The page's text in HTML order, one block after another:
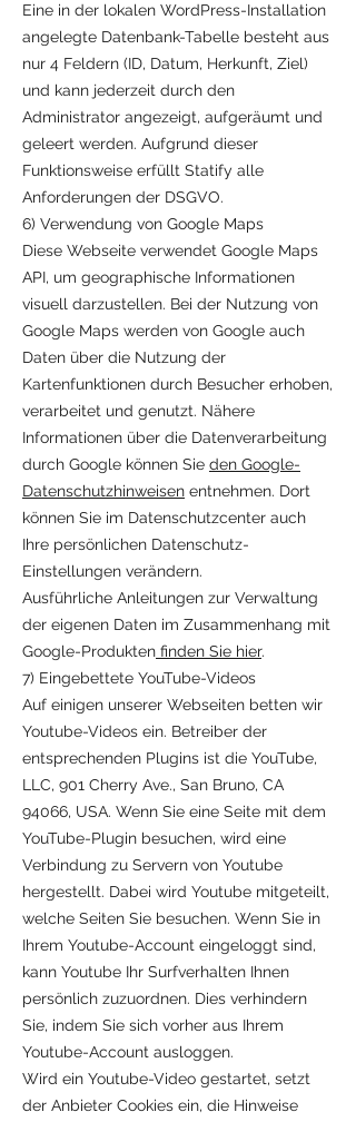
Eine in der lokalen WordPress-Installation
angelegte Datenbank-Tabelle besteht aus
nur 4 Feldern (ID, Datum, Herkunft, Ziel)
und kann jederzeit durch den
Administrator angezeigt, aufgeräumt und
geleert werden. Aufgrund dieser
Funktionsweise erfüllt Statify alle
Anforderungen der DSGVO.
6) Verwendung von Google Maps
Diese Webseite verwendet Google Maps
API, um geographische Informationen
visuell darzustellen. Bei der Nutzung von
Google Maps werden von Google auch
Daten über die Nutzung der
Kartenfunktionen durch Besucher erhoben,
verarbeitet und genutzt. Nähere
Informationen über die Datenverarbeitung
durch Google können Sie den Google-
Datenschutzhinweisen entnehmen. Dort
können Sie im Datenschutzcenter auch
Ihre persönlichen Datenschutz-
Einstellungen verändern.
Ausführliche Anleitungen zur Verwaltung
der eigenen Daten im Zusammenhang mit
Google-Produkten finden Sie hier.
7) Eingebettete YouTube-Videos
Auf einigen unserer Webseiten betten wir
Youtube-Videos ein. Betreiber der
entsprechenden Plugins ist die YouTube,
LLC, 901 Cherry Ave., San Bruno, CA
94066, USA. Wenn Sie eine Seite mit dem
YouTube-Plugin besuchen, wird eine
Verbindung zu Servern von Youtube
hergestellt. Dabei wird Youtube mitgeteilt,
welche Seiten Sie besuchen. Wenn Sie in
Ihrem Youtube-Account eingeloggt sind,
kann Youtube Ihr Surfverhalten Ihnen
persönlich zuzuordnen. Dies verhindern
Sie, indem Sie sich vorher aus Ihrem
Youtube-Account ausloggen.
Wird ein Youtube-Video gestartet, setzt
der Anbieter Cookies ein, die Hinweise